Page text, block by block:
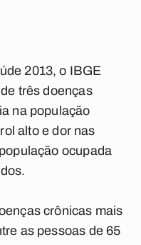
2013, o IBGE
três doenças
na população
alto e dor nas
ocupada
crônicas mais
as pessoas de 65